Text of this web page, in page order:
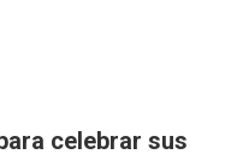
celebrar sus